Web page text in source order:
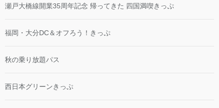
瀬戸大橋線開業35周年記念 帰ってきた 四国満喫きっぷ
福岡・大分DC＆オフろう！きっぷ
秋の乗り放題パス
西日本グリーンきっぷ